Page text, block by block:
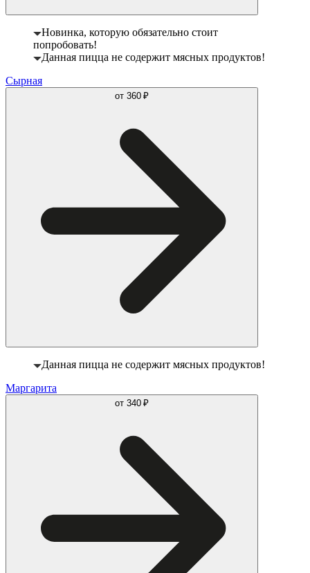
Новинка, которую обязательно стоит
попробовать!
Данная пицца не содержит мясных продуктов!
Сырная
от 360 ₽
Данная пицца не содержит мясных продуктов!
Маргарита
от 340 ₽